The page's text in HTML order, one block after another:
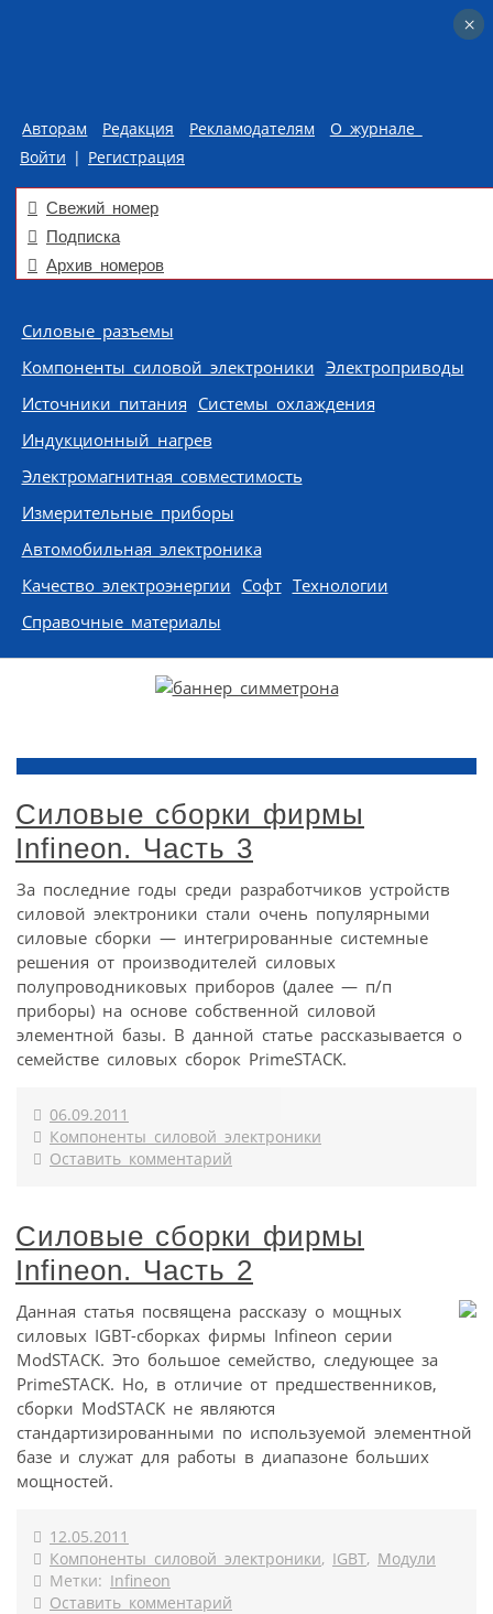
Авторам Редакция Рекламодателям
О журнале
Войти | Регистрация
Свежий номер
Подписка
Архив номеров
Skip to content
Силовые разъемы
Компоненты силовой электроники Электроприводы
Источники питания Системы охлаждения
Индукционный нагрев
Электромагнитная совместимость
Измерительные приборы
Автомобильная электроника
Качество электроэнергии Софт Технологии
Справочные материалы
Силовые сборки фирмы
Infineon. Часть 3
За последние годы среди разработчиков устройств
силовой электроники стали очень популярными
силовые сборки — интегрированные системные
решения от производителей силовых
полупроводниковых приборов (далее — п/п
приборы) на основе собственной силовой
элементной базы. В данной статье рассказывается о
семействе силовых сборок PrimeSTACK.
06.09.2011
Компоненты силовой электроники
Оставить комментарий
Силовые сборки фирмы
Infineon. Часть 2
Данная статья посвящена рассказу о мощных
силовых IGBT-сборках фирмы Infineon серии
ModSTACK. Это большое семейство, следующее за
PrimeSTACK. Но, в отличие от предшественников,
сборки ModSTACK не являются
стандартизированными по используемой элементной
базе и служат для работы в диапазоне больших
мощностей.
12.05.2011
Компоненты силовой электроники, IGBT, Модули
Метки: Infineon
Оставить комментарий
×
×